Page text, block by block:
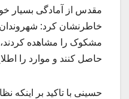
مقدس از آمادگی بسیار
خاطرنشان کرد:
حاصل کنند و موارد را
حسینی با تاکید بر اینکه